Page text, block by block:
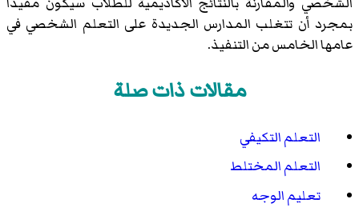
بمجرد أن تتغلب المدارس الجديدة على التعلم الشخصي في
عامها الخامس من التنفيذ.
مقالات ذات صلة
التعلم التكيفي
التعلم المختلط
تعليم الوجه